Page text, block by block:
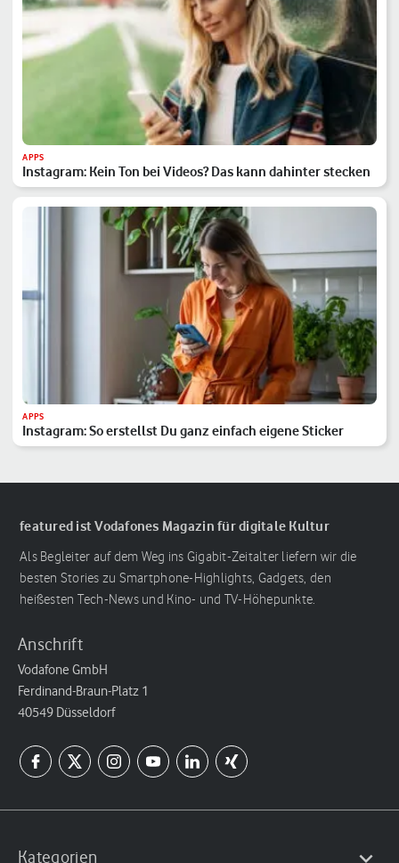
APPS
Instagram: Kein Ton bei Videos? Das kann dahinter stecken
APPS
Instagram: So erstellst Du ganz einfach eigene Sticker
featured ist Vodafones Magazin für digitale Kultur
Als Begleiter auf dem Weg ins Gigabit-Zeitalter liefern wir die
besten Stories zu Smartphone-Highlights, Gadgets, den
heißesten Tech-News und Kino- und TV-Höhepunkte.
Anschrift
Vodafone GmbH
Ferdinand-Braun-Platz 1
40549 Düsseldorf
Kategorien